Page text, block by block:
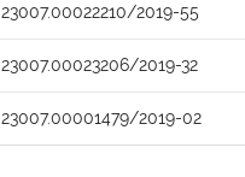
23007.00022210/2019-55
23007.00023206/2019-32
23007.00001479/2019-02